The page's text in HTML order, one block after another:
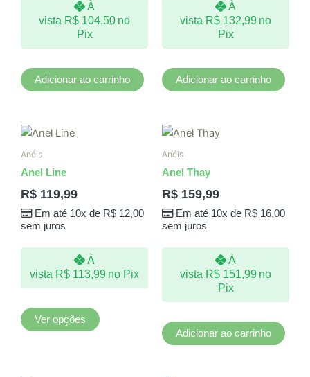
À
vista R$104,50 no
Pix
Adicionar ao carrinho
À
vista R$132,99 no
Pix
Adicionar ao carrinho
Anéis
Anel Line
R$ 119,99
Em até 10x de R$12,00
sem juros
À
vista R$113,99 no Pix
Ver opções
As
podem
escolhidas
página
Anéis
Anel Thay
R$ 159,99
Em até 10x de R$16,00
sem juros
À
vista R$151,99 no
Pix
Adicionar ao carrinho